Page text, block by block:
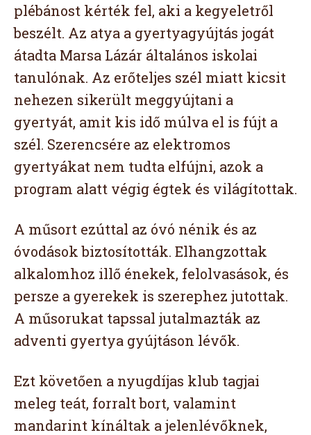
plébánost kérték fel, aki a kegyeletről
beszélt. Az atya a gyertyagyújtás jogát
átadta Marsa Lázár általános iskolai
tanulónak. Az erőteljes szél miatt kicsit
nehezen sikerült meggyújtani a
gyertyát, amit kis idő múlva el is fújt a
szél. Szerencsére az elektromos
gyertyákat nem tudta elfújni, azok a
program alatt végig égtek és világítottak.
A műsort ezúttal az óvó nénik és az
óvodások biztosították. Elhangzottak
alkalomhoz illő énekek, felolvasások, és
persze a gyerekek is szerephez jutottak.
A műsorukat tapssal jutalmazták az
adventi gyertya gyújtáson lévők.
Ezt követően a nyugdíjas klub tagjai
meleg teát, forralt bort, valamint
mandarint kínáltak a jelenlévőknek,